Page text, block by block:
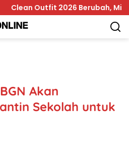
2026 Berubah, Minimalisme
Akan
Sekolah untuk